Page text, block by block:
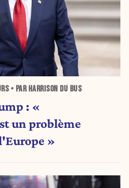
• PAR HARRISON DU BUS
: «
un problème
»